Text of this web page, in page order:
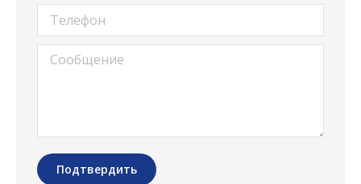
Телефон
Сообщение
Подтвердить